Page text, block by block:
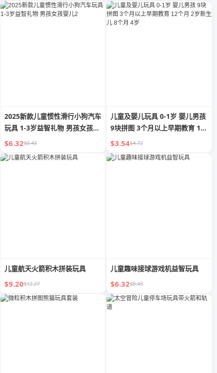
2025新款儿童惯性滑行小狗汽车
玩具 1-3岁益智礼物 男孩女孩婴
儿2
$6.32$8.43
儿童及婴儿玩具 0-1岁 婴儿男孩
9块拼图 3个月以上早期教育 12
个月 2岁新生儿 8个月 4岁
$3.54$4.72
儿童航天火箭积木拼装玩具
$9.20$12.27
儿童趣味接球游戏机益智玩具
$6.32$8.43